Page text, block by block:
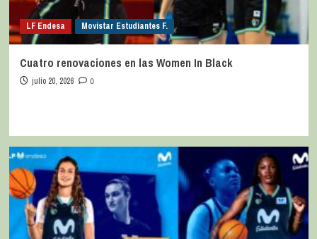
LF Endesa Movistar Estudiantes F.
Cuatro renovaciones en las Women In Black
julio 20, 2026 0